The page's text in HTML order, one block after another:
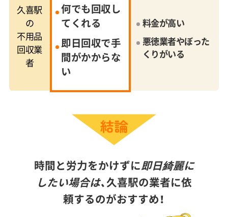
久喜駅
の
不用品
回収業
者
何でも回収し
てくれる
即日回収で手
間がかからな
い
料金が高い
悪徳業者やぼった
くりがいる
時間と労力をかけずに即日綺麗に
したい場合は、久喜駅の業者に依
頼するのがおすすめ！